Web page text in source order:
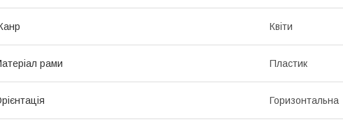
Квіти
рами Пластик
Горизонтальна